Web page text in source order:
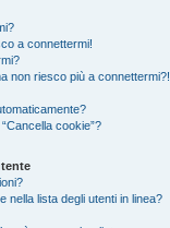
a connettermi!
non riesco più a connettermi?!
cookie”?
nella lista degli utenti in linea?